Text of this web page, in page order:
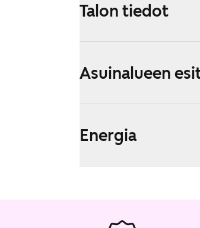
Talon tiedot
Asuinalueen
Energia